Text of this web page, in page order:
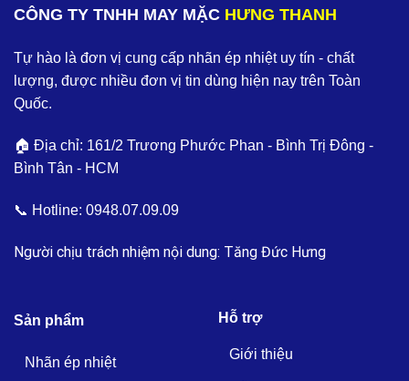
CÔNG TY TNHH MAY MẶC HƯNG THANH
Tự hào là đơn vị cung cấp nhãn ép nhiệt uy tín - chất
lượng, được nhiều đơn vị tin dùng hiện nay trên Toàn
Quốc.
🏠 Địa chỉ: 161/2 Trương Phước Phan - Bình Trị Đông -
Bình Tân - HCM
📞 Hotline: 0948.07.09.09
Người chịu trách nhiệm nội dung: Tăng Đức Hưng
Sản phẩm
Nhãn ép nhiệt
Hỗ trợ
Giới thiệu